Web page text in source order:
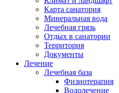
Карта санатория
Минеральная вода
Лечебная грязь
Отдых в санатории
Территория
Документы
Лечение
Лечебная база
Физиотерапия
Водолечение